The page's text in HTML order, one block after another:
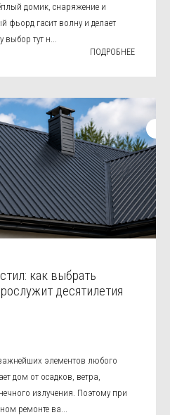
домик, снаряжение и
фьорд гасит волну и делает
тут н...
ПОДРОБНЕЕ
как выбрать
десятилетия
элементов любого
дом от осадков, ветра,
излучения. Поэтому при
ремонте ва...